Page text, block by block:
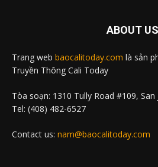
ABOUT US
Trang web baocalitoday.com là sản
Truyền Thông Cali Today
Tòa soạn: 1310 Tully Road #109, San
Tel: (408) 482-6527
Contact us: nam@baocalitoday.com